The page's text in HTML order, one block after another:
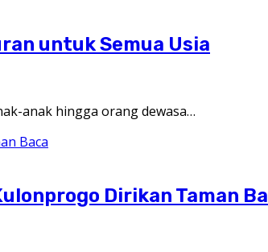
untuk Semua Usia
anak hingga orang dewasa…
Dirikan Taman